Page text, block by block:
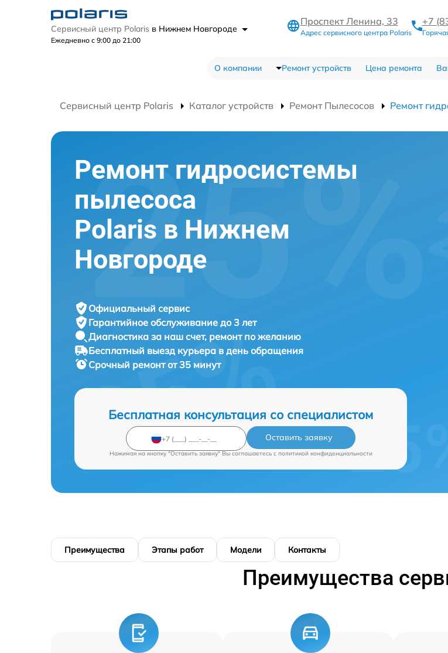
Сервисный центр Polaris в Нижнем Новгороде
Ежедневно с 9:00 до 21:00
Проспект Ленина, 33
Адрес сервисного центра Polaris
+7
О компании Ремонт устройств Цена ремонта
Сервисный центр Polaris Каталог устройств Ремонт Пылесосов Ремонт
Ремонт гидросистемы
пылесоса
Polaris в Нижнем
Новгороде
Официальный сервис
Гарантийное обслуживание до 3 лет
Диагностика за наш счет, ремонт по желанию
Бесплатный выезд курьера в день обращения
Срочный ремонтот 35 минут
Бесплатная консультация со специалистом
Оставить заявку
Нажимая на кнопку "Оставить заявку" Вы соглашаетесь c политикой конфиденциальности
Преимущества Этапы работ Модели Контакты
Преимущества